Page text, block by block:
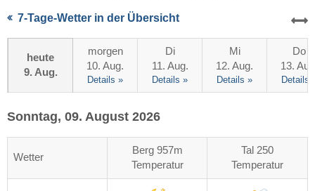
7-Tage-Wetter in der Übersicht
heute
9. Aug.
morgen
10. Aug.
Details »
Di
11. Aug.
Details »
Mi
12. Aug.
Details »
Do
13.
Details
Sonntag, 09. August 2026
Wetter
Berg 957m
Temperatur
Tal 250
Temperatur